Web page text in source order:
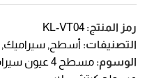
رمز المنتج:KL-VT04
التصنيفات: أسطح , سيراميك,
الوسوم: مسطح 4 عيون سيراميك